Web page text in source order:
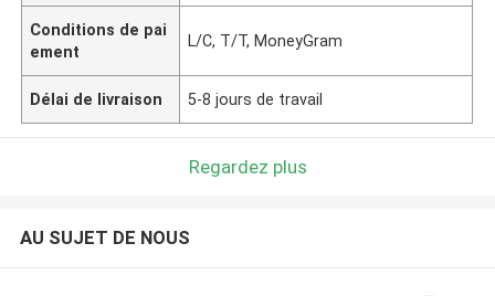
Conditions de pai
ement
L/C, T/T, MoneyGram
Délai de livraison 5-8 jours de travail
Regardez plus
AU SUJET DE NOUS